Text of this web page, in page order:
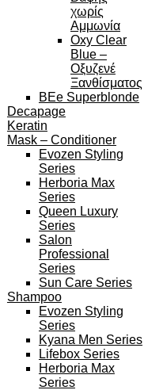
χωρίς
Αμμωνία
Oxy Clear
Blue –
Οξυζενέ
Ξανθίσματος
BEe Superblonde
Decapage
Keratin
Mask – Conditioner
Evozen Styling
Series
Herboria Max
Series
Queen Luxury
Series
Salon
Professional
Series
Sun Care Series
Shampoo
Evozen Styling
Series
Kyana Men Series
Lifebox Series
Herboria Max
Series